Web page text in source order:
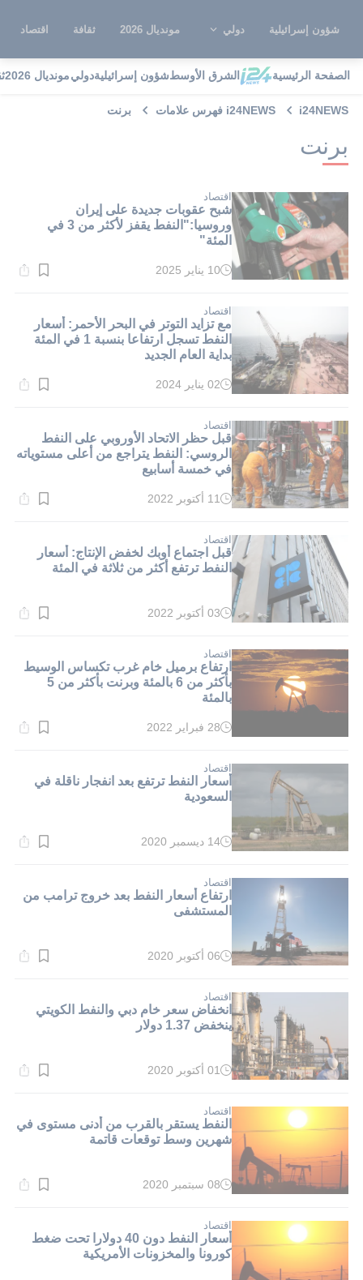
شؤون إسرائيلية دولي مونديال 2026 ثقافة اقتصاد
الصفحة الرئيسية الشرق الأوسطشؤون إسرائيليةدوليمونديال 2026
i24NEWS i24NEWS فهرس علامات برنت
برنت
اقتصاد
شبح عقوبات جديدة على إيران
وروسيا:"النفط يقفز لأكثر من 3 في
المئة"
وقت
دقيقة.
10 يناير 2025
اقتصاد
مع تزايد التوتر في البحر الأحمر: أسعار
النفط تسجل ارتفاعا بنسبة 1 في المئة
بداية العام الجديد
وقت
دقيقة.
02 يناير 2024
اقتصاد
قبل حظر الاتحاد الأوروبي على النفط
الروسي: النفط يتراجع من أعلى مستوياته
في خمسة أسابيع
وقت
دقيقة.
11 أكتوبر 2022
اقتصاد
قبل اجتماع أوبك لخفض الإنتاج: أسعار
النفط ترتفع أكثر من ثلاثة في المئة
وقت
دقيقة.
03 أكتوبر 2022
اقتصاد
ارتفاع برميل خام غرب تكساس الوسيط
بأكثر من 6 بالمئة وبرنت بأكثر من 5
بالمئة
وقت
دقيقة.
28 فبراير 2022
اقتصاد
أسعار النفط ترتفع بعد انفجار ناقلة في
السعودية
وقت
دقيقة.
14 ديسمبر 2020
اقتصاد
ارتفاع أسعار النفط بعد خروج ترامب من
المستشفى
وقت
دقيقة.
06 أكتوبر 2020
اقتصاد
انخفاض سعر خام دبي والنفط الكويتي
ينخفض 1.37 دولار
وقت
دقيقة.
01 أكتوبر 2020
اقتصاد
النفط يستقر بالقرب من أدنى مستوى في
شهرين وسط توقعات قاتمة
وقت
دقيقة.
08 سبتمبر 2020
اقتصاد
أسعار النفط دون 40 دولارا تحت ضغط
كورونا والمخزونات الأمريكية